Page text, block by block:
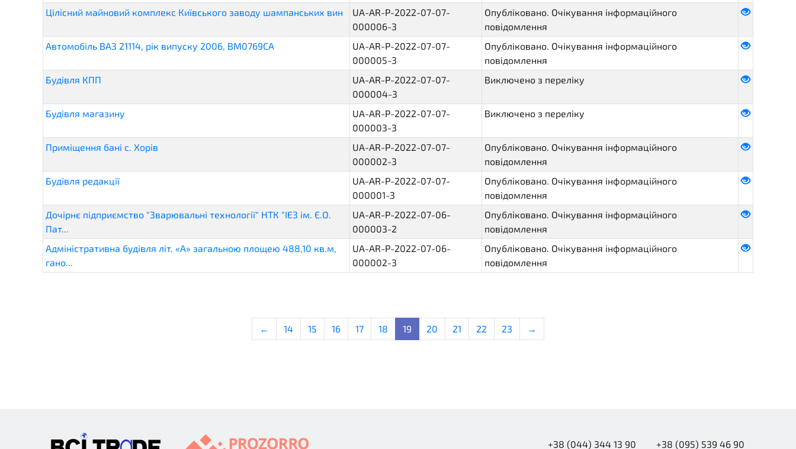
Цілісний майновий комплекс Київського заводу шампанських вин
UA-AR-P-2022-07-07-
000006-3
Опубліковано. Очікування інформаційного
повідомлення
Автомобіль ВАЗ 21114, рік випуску 2006, ВМ0769СА
UA-AR-P-2022-07-07-
000005-3
Опубліковано. Очікування інформаційного
повідомлення
Будівля КПП
UA-AR-P-2022-07-07-
000004-3
Виключено з переліку
Будівля магазину
UA-AR-P-2022-07-07-
000003-3
Виключено з переліку
Приміщення бані с. Хорів
UA-AR-P-2022-07-07-
000002-3
Опубліковано. Очікування інформаційного
повідомлення
Будівля редакції
UA-AR-P-2022-07-07-
000001-3
Опубліковано. Очікування інформаційного
повідомлення
Дочірнє підприємство "Зварювальні технології" НТК "ІЕЗ ім. Є.О.
Пат...
UA-AR-P-2022-07-06-
000003-2
Опубліковано. Очікування інформаційного
повідомлення
Адміністративна будівля літ. «А» загальною площею 488,10 кв.м,
гано...
UA-AR-P-2022-07-06-
000002-3
Опубліковано. Очікування інформаційного
повідомлення
← 14 15 16 17 18 19 20 21 22 23 →
+38 (044) 344 13 90 +38 (095) 539 46 90